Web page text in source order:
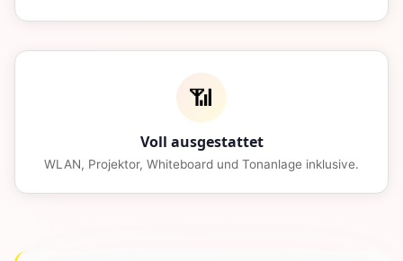
📶
Voll ausgestattet
WLAN, Projektor, Whiteboard und Tonanlage inklusive.